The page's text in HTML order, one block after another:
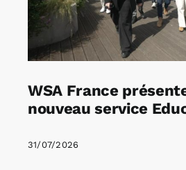
WSA France
nouveau service
31/07/2026